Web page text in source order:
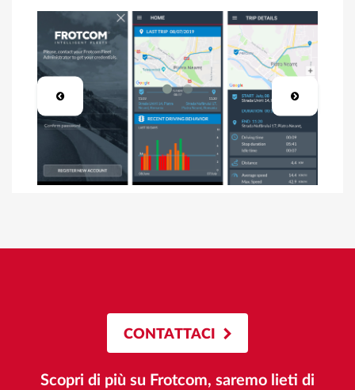
CONTATTACI
Scopri di più su Frotcom, saremo lieti di